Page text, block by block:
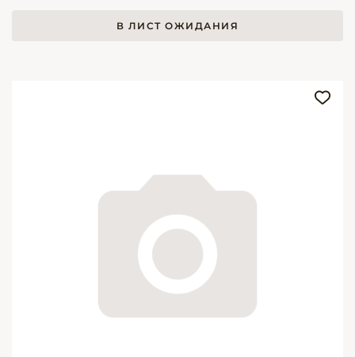
В ЛИСТ ОЖИДАНИЯ